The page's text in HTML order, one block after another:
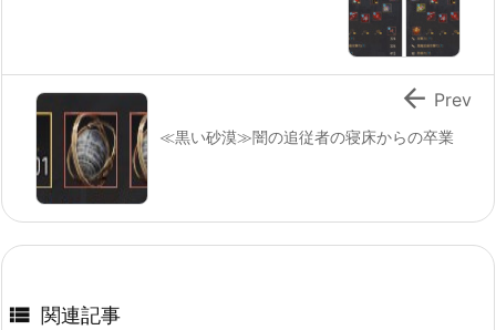
≪黒い砂漠≫闇の追従者の寝床からの卒業
 Prev
 関連記事